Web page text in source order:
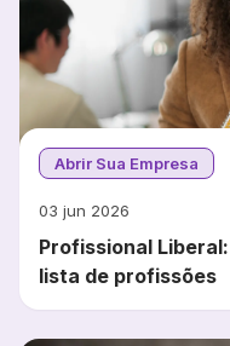
Abrir Sua Empresa
03 jun 2026
Profissional
lista de profissões